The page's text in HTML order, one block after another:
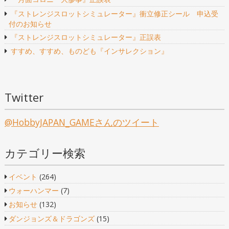
ー
シ
ョ
『ストレンジスロットシミュレーター』衝立修正シール 申込受
付のお知らせ
『ストレンジスロットシミュレーター』正誤表
すすめ、すすめ、ものども『インサレクション』
Twitter
@HobbyJAPAN_GAMEさんのツイート
カテゴリー検索
イベント (264)
ウォーハンマー (7)
お知らせ(132)
ダンジョンズ＆ドラゴンズ(15)